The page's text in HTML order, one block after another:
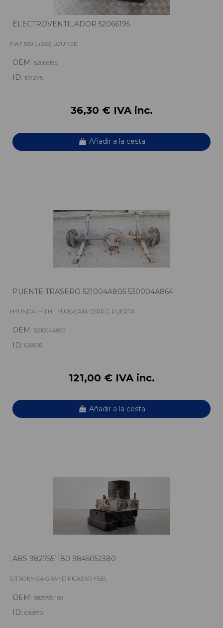
ELECTROVENTILADOR 52066195
FIAT 500 L (330) LOUNGE
OEM: 52066195
ID: 107275
36,30 € IVA inc.
Añadir a la cesta
PUENTE TRASERO 521004A805 530004A864
HYUNDAI H 1 H 1 FURG.CAJA CERR.C. PUERTA
OEM: 521004A805
ID: 650838
121,00 € IVA inc.
Añadir a la cesta
ABS 9827551180 9845052380
CITROËN C4 GRAND PICASSO FEEL
OEM: 9827551180
ID: 650870